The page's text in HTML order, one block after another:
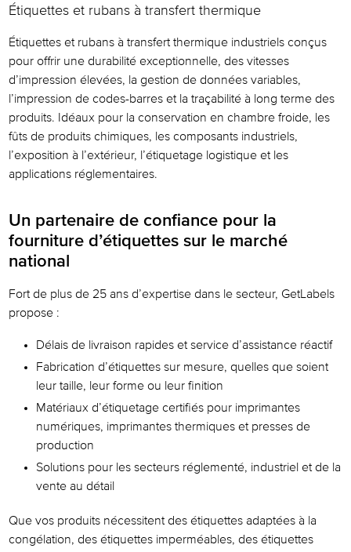
Étiquettes et rubans à transfert thermique
Étiquettes et rubans à transfert thermique industriels conçus
pour offrir une durabilité exceptionnelle, des vitesses
d’impression élevées, la gestion de données variables,
l’impression de codes-barres et la traçabilité à long terme des
produits. Idéaux pour la conservation en chambre froide, les
fûts de produits chimiques, les composants industriels,
l’exposition à l’extérieur, l’étiquetage logistique et les
applications réglementaires.
Un partenaire de confiance pour la
fourniture d’étiquettes sur le marché
national
Fort de plus de 25 ans d’expertise dans le secteur, GetLabels
propose :
Délais de livraison rapides et service d’assistance réactif
Fabrication d’étiquettes sur mesure, quelles que soient
leur taille, leur forme ou leur finition
Matériaux d’étiquetage certifiés pour imprimantes
numériques, imprimantes thermiques et presses de
production
Solutions pour les secteurs réglementé, industriel et de la
vente au détail
Que vos produits nécessitent des étiquettes adaptées à la
congélation, des étiquettes imperméables, des étiquettes